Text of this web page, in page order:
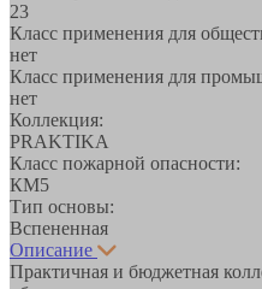
23
Класс применения для
нет
Класс применения для
нет
Коллекция:
PRAKTIKA
Класс пожарной опасности:
КМ5
Тип основы:
Вспененная
Описание
Практичная и бюджетная